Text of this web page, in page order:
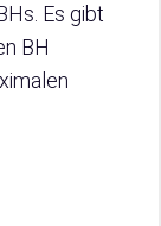
Es gibt
BH